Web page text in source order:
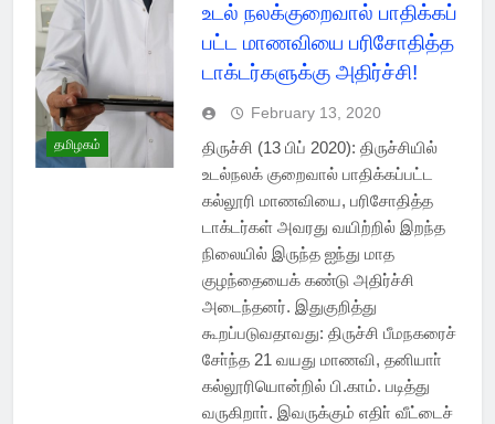
தமிழகம்
உடல் நலக்குறைவால் பாதிக்கப்
பட்ட மாணவியை பரிசோதித்த
டாக்டர்களுக்கு அதிர்ச்சி!
February 13, 2020
திருச்சி (13 பிப் 2020): திருச்சியில்
உடல்நலக் குறைவால் பாதிக்கப்பட்ட
கல்லூரி மாணவியை, பரிசோதித்த
டாக்டர்கள் அவரது வயிற்றில் இறந்த
நிலையில் இருந்த ஐந்து மாத
குழந்தையைக் கண்டு அதிர்ச்சி
அடைந்தனர். இதுகுறித்து
கூறப்படுவதாவது: திருச்சி பீமநகரைச்
சோ்ந்த 21 வயது மாணவி, தனியாா்
கல்லூரியொன்றில் பி.காம். படித்து
வருகிறாா். இவருக்கும் எதிா் வீட்டைச்